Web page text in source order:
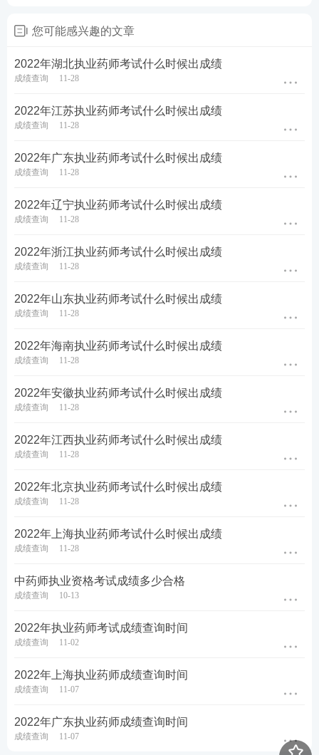
您可能感兴趣的文章
2022年湖北执业药师考试什么时候出成绩
成绩查询 11-28
2022年江苏执业药师考试什么时候出成绩
成绩查询 11-28
2022年广东执业药师考试什么时候出成绩
成绩查询 11-28
2022年辽宁执业药师考试什么时候出成绩
成绩查询 11-28
2022年浙江执业药师考试什么时候出成绩
成绩查询 11-28
2022年山东执业药师考试什么时候出成绩
成绩查询 11-28
2022年海南执业药师考试什么时候出成绩
成绩查询 11-28
2022年安徽执业药师考试什么时候出成绩
成绩查询 11-28
2022年江西执业药师考试什么时候出成绩
成绩查询 11-28
2022年北京执业药师考试什么时候出成绩
成绩查询 11-28
2022年上海执业药师考试什么时候出成绩
成绩查询 11-28
中药师执业资格考试成绩多少合格
成绩查询 10-13
2022年执业药师考试成绩查询时间
成绩查询 11-02
2022年上海执业药师成绩查询时间
成绩查询 11-07
2022年广东执业药师成绩查询时间
成绩查询 11-07